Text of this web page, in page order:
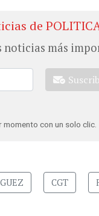
de
más
momento con un solo clic.
CGT